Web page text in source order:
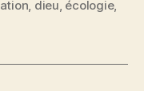
, dieu, écologie,